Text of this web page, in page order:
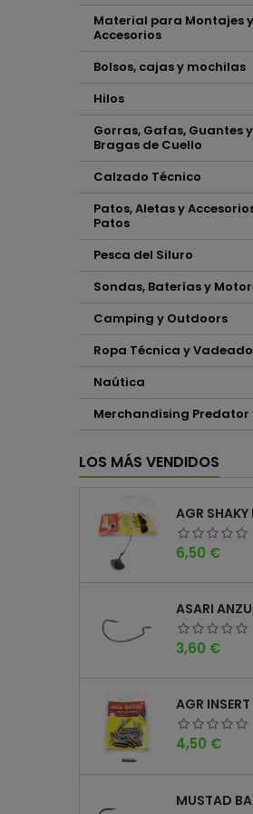
Material para Montajes y
Accesorios
Bolsos, cajas y mochilas
Hilos
Gorras, Gafas, Guantes y
Bragas de Cuello
Calzado Técnico
Patos, Aletas y
Patos
Pesca del Siluro
Sondas, Baterías y
Camping y Outdoors
Ropa Técnica y
Naútica
Merchandising Predator
LOS MÁS VENDIDOS
Precio
6,50 €
Precio
3,60 €
Precio
4,50 €